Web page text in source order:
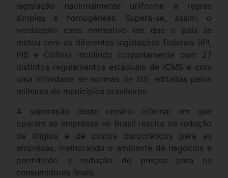
legislação nacionalmente uniforme e regras
simples e homogêneas. Supera-se, assim, o
verdadeiro caos normativo em que o país se
meteu com as diferentes legislações federais (IPI,
PIS e Cofins) incidindo conjuntamente com 27
distintos regulamentos estaduais de ICMS e com
uma infinidade de normas de ISS, editadas pelos
milhares de municípios brasileiros.
A superação deste cenário infernal em que
operam as empresas no Brasil resulta na redução
de litígios e de custos burocráticos para as
empresas, melhorando o ambiente de negócios e
permitindo a redução de preços para os
consumidores finais.